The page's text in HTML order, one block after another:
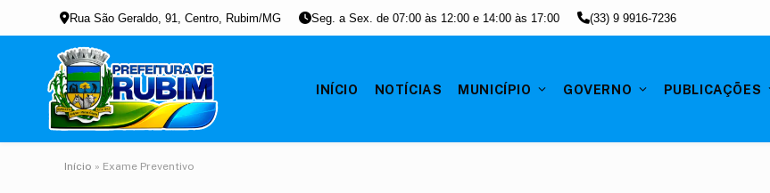
Rua São Geraldo, 91, Centro, Rubim/MG Seg. a Sex. de 07:00 às 12:00 e 14:00 às 17:00 (33) 9 9916-7236
INÍCIO NOTÍCIAS MUNICÍPIO GOVERNO PUBLICAÇÕES
Início » Exame Preventivo